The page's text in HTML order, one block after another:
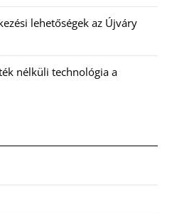
lehetőségek az Újváry
nélküli technológia a